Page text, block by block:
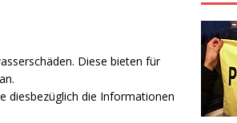
Diese bieten für
diesbezüglich die Informationen